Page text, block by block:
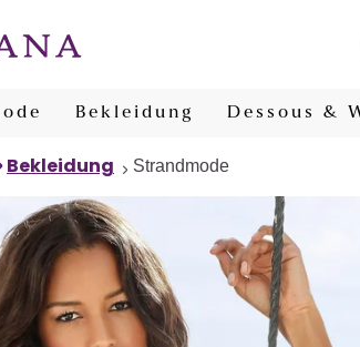
Bekleidung Dessous &
Bekleidung Strandmode